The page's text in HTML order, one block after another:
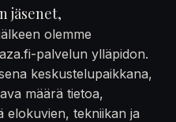
jäsenet,
olemme
palvelun ylläpidon.
keskustelupaikkana,
määrä tietoa,
elokuvien, tekniikan ja